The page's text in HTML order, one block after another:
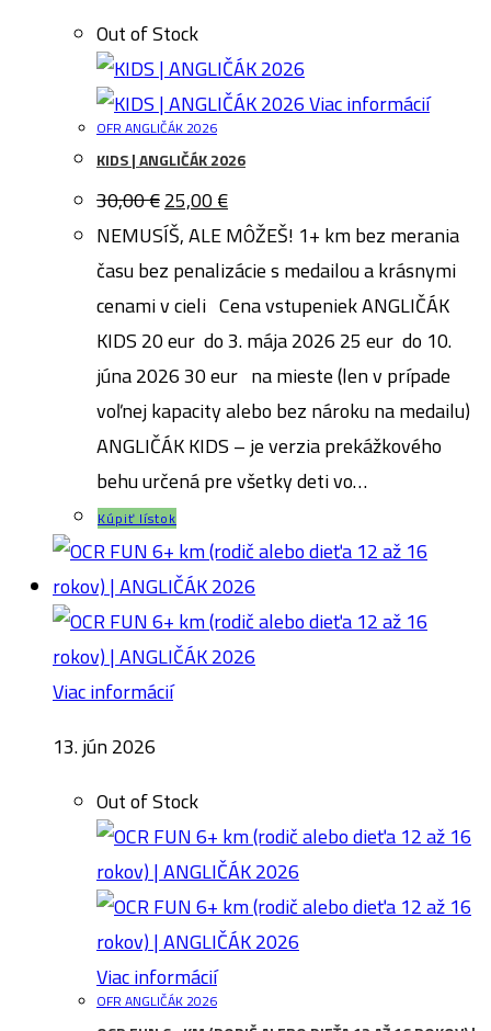
Out of Stock
Viac informácií
OFR ANGLIČÁK 2026
KIDS | ANGLIČÁK 2026
30,00€Pôvodná
cena
bola:
30,00 €.
25,00 €Aktuálna
cena
je:
25,00 €.
NEMUSÍŠ, ALE MÔŽEŠ! 1+ km bez merania
času bez penalizácie s medailou a krásnymi
cenami v cieli Cena vstupeniek ANGLIČÁK
KIDS 20 eur do 3. mája 2026 25 eur do 10.
júna 2026 30 eur na mieste (len v prípade
voľnej kapacity alebo bez nároku na medailu)
ANGLIČÁK KIDS – je verzia prekážkového
behu určená pre všetky deti vo…
Kúpiť lístok
Viac informácií
13. jún 2026
Out of Stock
Viac informácií
OFR ANGLIČÁK 2026